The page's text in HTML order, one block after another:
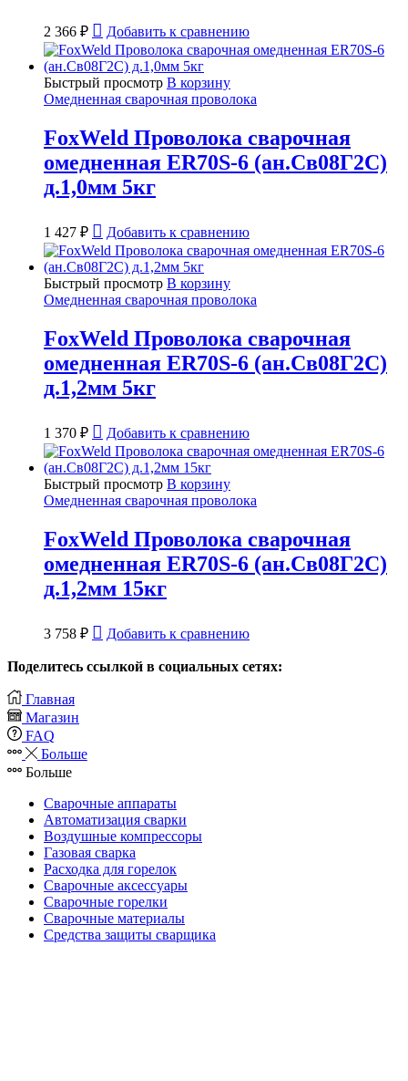
2 366 ₽ Добавить к сравнению
Быстрый просмотр В корзину
Омедненная сварочная проволока
FoxWeld Проволока сварочная
омедненная ER70S-6 (ан.Св08Г2С)
д.1,0мм 5кг
1 427 ₽ Добавить к сравнению
Быстрый просмотр В корзину
Омедненная сварочная проволока
FoxWeld Проволока сварочная
омедненная ER70S-6 (ан.Св08Г2С)
д.1,2мм 5кг
1 370 ₽ Добавить к сравнению
Быстрый просмотр В корзину
Омедненная сварочная проволока
FoxWeld Проволока сварочная
омедненная ER70S-6 (ан.Св08Г2С)
д.1,2мм 15кг
3 758 ₽ Добавить к сравнению
Поделитесь ссылкой в социальных сетях:
Главная
Магазин
FAQ
Больше
Больше
Сварочные аппараты
Автоматизация сварки
Воздушные компрессоры
Газовая сварка
Расходка для горелок
Сварочные аксессуары
Сварочные горелки
Сварочные материалы
Средства защиты сварщика